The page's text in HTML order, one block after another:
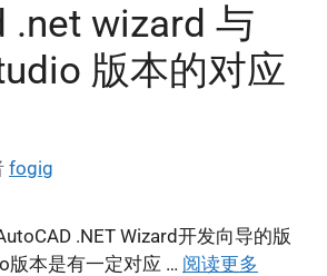
.net wizard 与
版本的对应
fogig
.NET Wizard开发向导的版
版本是有一定对应 … 阅读更多